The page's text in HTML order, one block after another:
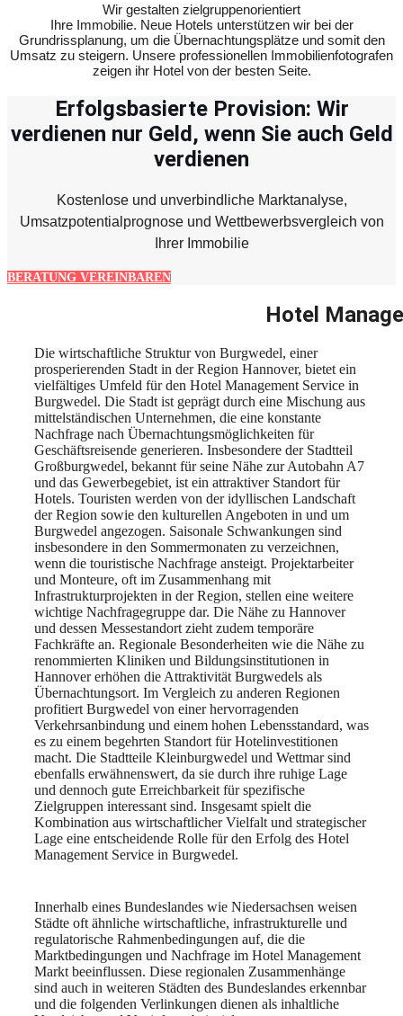
Wir gestalten zielgruppenorientiert
Ihre Immobilie. Neue Hotels unterstützen wir bei der
Grundrissplanung, um die Übernachtungsplätze und somit den
Umsatz zu steigern. Unsere professionellen Immobilienfotografen
zeigen ihr Hotel von der besten Seite.
Erfolgsbasierte Provision: Wir
verdienen nur Geld, wenn Sie auch Geld
verdienen
Kostenlose und unverbindliche Marktanalyse,
Umsatzpotentialprognose und Wettbewerbsvergleich von
Ihrer Immobilie
BERATUNG VEREINBAREN
Hotel
Die wirtschaftliche Struktur von Burgwedel, einer
prosperierenden Stadt in der Region Hannover, bietet ein
vielfältiges Umfeld für den Hotel Management Service in
Burgwedel. Die Stadt ist geprägt durch eine Mischung aus
mittelständischen Unternehmen, die eine konstante
Nachfrage nach Übernachtungsmöglichkeiten für
Geschäftsreisende generieren. Insbesondere der Stadtteil
Großburgwedel, bekannt für seine Nähe zur Autobahn A7
und das Gewerbegebiet, ist ein attraktiver Standort für
Hotels. Touristen werden von der idyllischen Landschaft
der Region sowie den kulturellen Angeboten in und um
Burgwedel angezogen. Saisonale Schwankungen sind
insbesondere in den Sommermonaten zu verzeichnen,
wenn die touristische Nachfrage ansteigt. Projektarbeiter
und Monteure, oft im Zusammenhang mit
Infrastrukturprojekten in der Region, stellen eine weitere
wichtige Nachfragegruppe dar. Die Nähe zu Hannover
und dessen Messestandort zieht zudem temporäre
Fachkräfte an. Regionale Besonderheiten wie die Nähe zu
renommierten Kliniken und Bildungsinstitutionen in
Hannover erhöhen die Attraktivität Burgwedels als
Übernachtungsort. Im Vergleich zu anderen Regionen
profitiert Burgwedel von einer hervorragenden
Verkehrsanbindung und einem hohen Lebensstandard, was
es zu einem begehrten Standort für Hotelinvestitionen
macht. Die Stadtteile Kleinburgwedel und Wettmar sind
ebenfalls erwähnenswert, da sie durch ihre ruhige Lage
und dennoch gute Erreichbarkeit für spezifische
Zielgruppen interessant sind. Insgesamt spielt die
Kombination aus wirtschaftlicher Vielfalt und strategischer
Lage eine entscheidende Rolle für den Erfolg des Hotel
Management Service in Burgwedel.
Innerhalb eines Bundeslandes wie Niedersachsen weisen
Städte oft ähnliche wirtschaftliche, infrastrukturelle und
regulatorische Rahmenbedingungen auf, die die
Marktbedingungen und Nachfrage im Hotel Management
Markt beeinflussen. Diese regionalen Zusammenhänge
sind auch in weiteren Städten des Bundeslandes erkennbar
und die folgenden Verlinkungen dienen als inhaltliche